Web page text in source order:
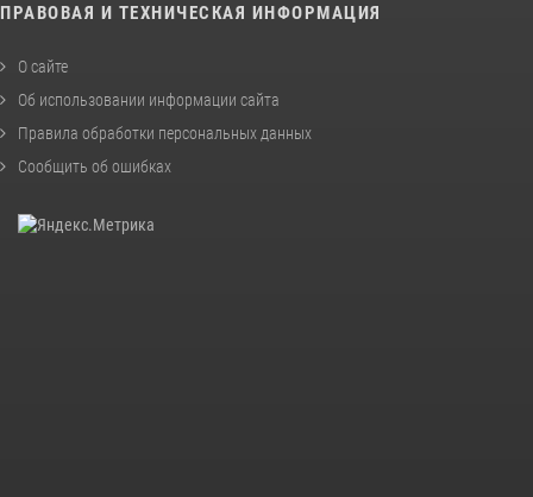
ПРАВОВАЯ И ТЕХНИЧЕСКАЯ ИНФОРМАЦИЯ
О сайте
Об использовании информации сайта
Правила обработки персональных данных
Сообщить об ошибках